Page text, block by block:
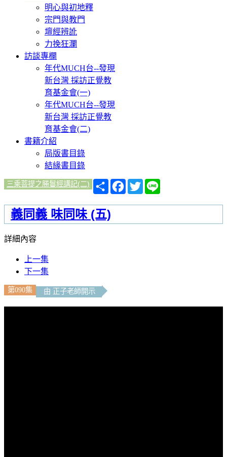
明心與初地釋
宗門與教門
壇經辨訛
力挽狂瀾
訪談專欄
年代MUCH台--發現
新台灣 採訪正覺教
育基金會(一)
年代MUCH台--發現
新台灣 採訪正覺教
育基金會(二)
書籍介紹
局版書目錄
結緣書目錄
三乘菩提之勝鬘經講記(二)
分
享
Facebook
Twitter
義同義 味同味 (五)
詳細內容
上一集
下一集
第090集 由 正子老師開示